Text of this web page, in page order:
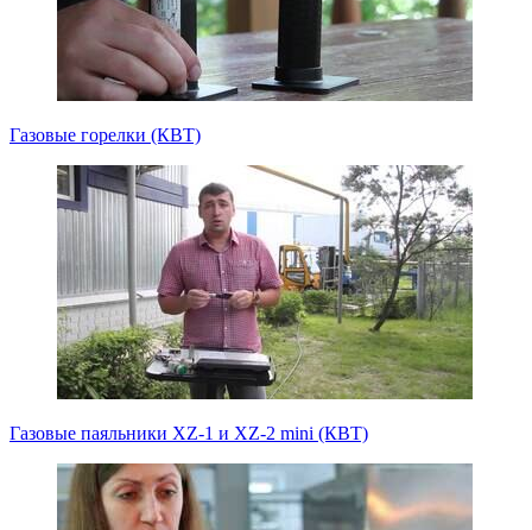
Газовые горелки (КВТ)
Газовые паяльники XZ-1 и XZ-2 mini (КВТ)